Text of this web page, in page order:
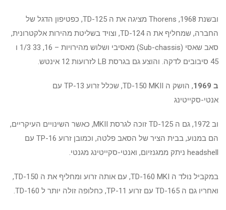
ובשנת 1968, Thorens מציגה את ה TD-125, כפטיפון הדגל של
החברה, שמחליף את ה TD-124, וצויד בשליטת מהירות אלקטרונית,
סאב שאסי (Sub-chassis) מאסיבי ושלוש מהירויות – 16, 33 1/3 ו
45 סיבובים לדקה. והוצע גם בגרסת LB לזרועות 12 אינטש.
ב 1969
, הושק ה TD-150 MKII, שכלל זרוע TP-13 עם
אנטי-סקייטינג
וב 1972, גם ה TD-125 זוכה לגרסת MKII, כאשר השינויים העיקריים,
הם במנוע, בבית הציר של הסאב פלטה, וכמובן זרוע TP-16 עם
headshell ניתק ממגנזיום, ואנטי-סקייטינג מגנטי.
במקביל נולד ה TD-160 MKI, עם אותה זרוע ומחליף את ה TD-150,
ואחריו גם ה TD-165 עם זרוע TP-11, כחלופה זולה יותר ל TD-160.